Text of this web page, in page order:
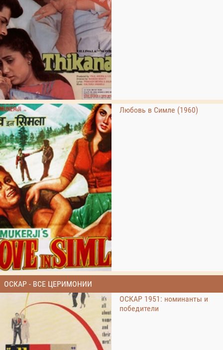
Любовь в Симле (1960)
ОСКАР - ВСЕ ЦЕРИМОНИИ
ОСКАР 1951: номинанты и
победители